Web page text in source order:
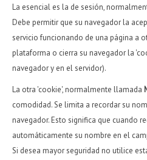
La esencial es la de sesión,
Debe permitir que su navegador la
servicio funcionando de una página a
plataforma o cierra su navegador la
navegador y en el servidor).
La otra 'cookie', normalmente llamada
comodidad. Se limita a recordar su
navegador. Esto significa que cuando
automáticamente su nombre en el
Si desea mayor seguridad no utilice